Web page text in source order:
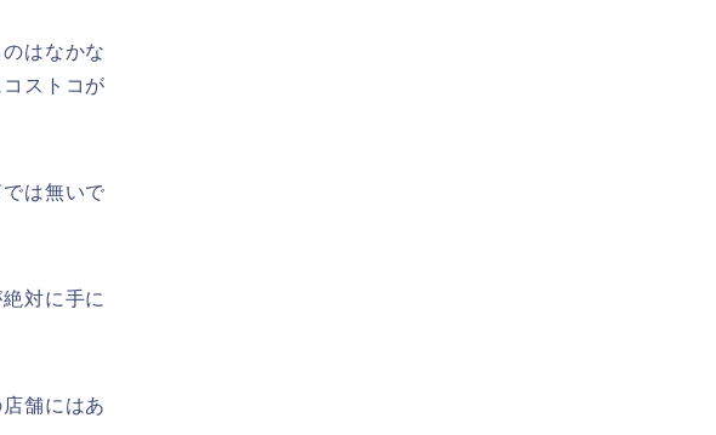
はなかな
ストコが
は無いで
対に手に
舗にはあ